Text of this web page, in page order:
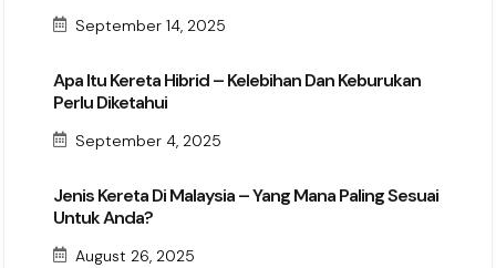
September 14, 2025
Apa Itu Kereta Hibrid – Kelebihan Dan Keburukan
Perlu Diketahui
September 4, 2025
Jenis Kereta Di Malaysia – Yang Mana Paling Sesuai
Untuk Anda?
August 26, 2025